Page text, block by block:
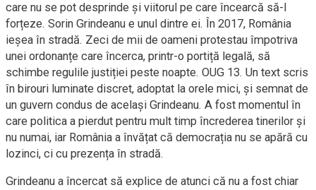
care nu se pot desprinde și viitorul pe care încearcă să-l
forțeze. Sorin Grindeanu e unul dintre ei. În 2017, România
ieșea în stradă. Zeci de mii de oameni protestau împotriva
unei ordonanțe care încerca, printr-o portiță legală, să
schimbe regulile justiției peste noapte. OUG 13. Un text scris
în birouri luminate discret, adoptat la orele mici, și semnat de
un guvern condus de același Grindeanu. A fost momentul în
care politica a pierdut pentru mult timp încrederea tinerilor și
nu numai, iar România a învățat că democrația nu se apără cu
lozinci, ci cu prezența în stradă.
Grindeanu a încercat să explice de atunci că nu a fost chiar